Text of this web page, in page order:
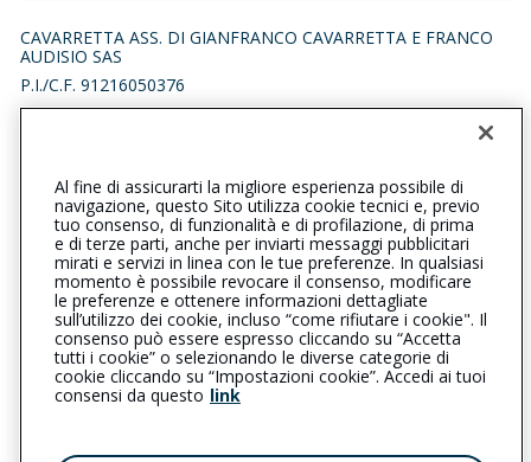
CAVARRETTA ASS. DI GIANFRANCO CAVARRETTA E FRANCO
AUDISIO SAS
P.I./C.F. 91216050376
VIA GIUSEPPE MAZZINI 146/2, 40138 BOLOGNA (BO)
051563151 051562568
bolognamazzini@cattolica.it
bologna@pec.cavarrettaassicurazioni.it
L’intermediario è soggetto al controllo dell’IVASS. Consulta il
Registro RUI al seguentelink
Al fine di assicurarti la migliore esperienza possibile di
navigazione, questo Sito utilizza cookie tecnici e, previo
tuo consenso, di funzionalità e di profilazione, di prima
e di terze parti, anche per inviarti messaggi pubblicitari
mirati e servizi in linea con le tue preferenze. In qualsiasi
momento è possibile revocare il consenso, modificare
le preferenze e ottenere informazioni dettagliate
sull’utilizzo dei cookie, incluso “come rifiutare i cookie". Il
consenso può essere espresso cliccando su “Accetta
tutti i cookie” o selezionando le diverse categorie di
cookie cliccando su “Impostazioni cookie”. Accedi ai tuoi
consensi da questo link